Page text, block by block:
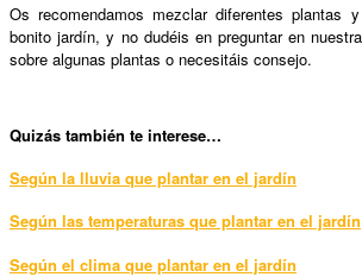
Os recomendamos mezclar diferentes plantas
bonito jardín, y no dudéis en preguntar en
sobre algunas plantas o necesitáis consejo.
Quizás también te interese…
Según la lluvia que plantar en el jardín
Según las temperaturas que plantar en el jardín
Según el clima que plantar en el jardín